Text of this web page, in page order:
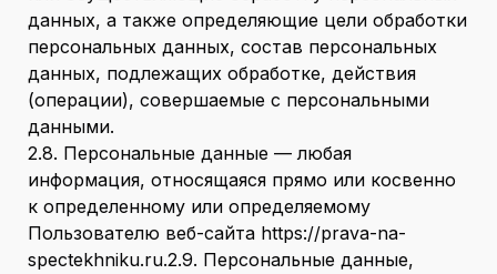
данных, а также определяющие цели обработки
персональных данных, состав персональных
данных, подлежащих обработке, действия
(операции), совершаемые с персональными
данными.
2.8. Персональные данные — любая
информация, относящаяся прямо или косвенно
к определенному или определяемому
Пользователю веб-сайта https://prava-na-
spectekhniku.ru.2.9. Персональные данные,